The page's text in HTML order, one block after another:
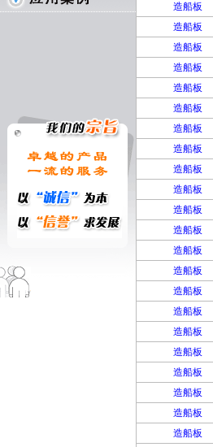
造船板
造船板
造船板
造船板
造船板
造船板
造船板
造船板
造船板
造船板
造船板
造船板
造船板
造船板
造船板
造船板
造船板
造船板
造船板
造船板
造船板
造船板